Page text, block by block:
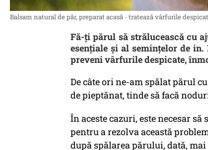
Balsam natural de păr, preparat acasă - tratează vârfurile
Fă-ți părul să strălucească cu
esențiale și al semințelor de
preveni vârfurile despicate,
De câte ori ne-am spălat părul
de pieptănat, tinde să facă
În aceste cazuri, este necesar
pentru a rezolva această
după spălarea părului, dată,